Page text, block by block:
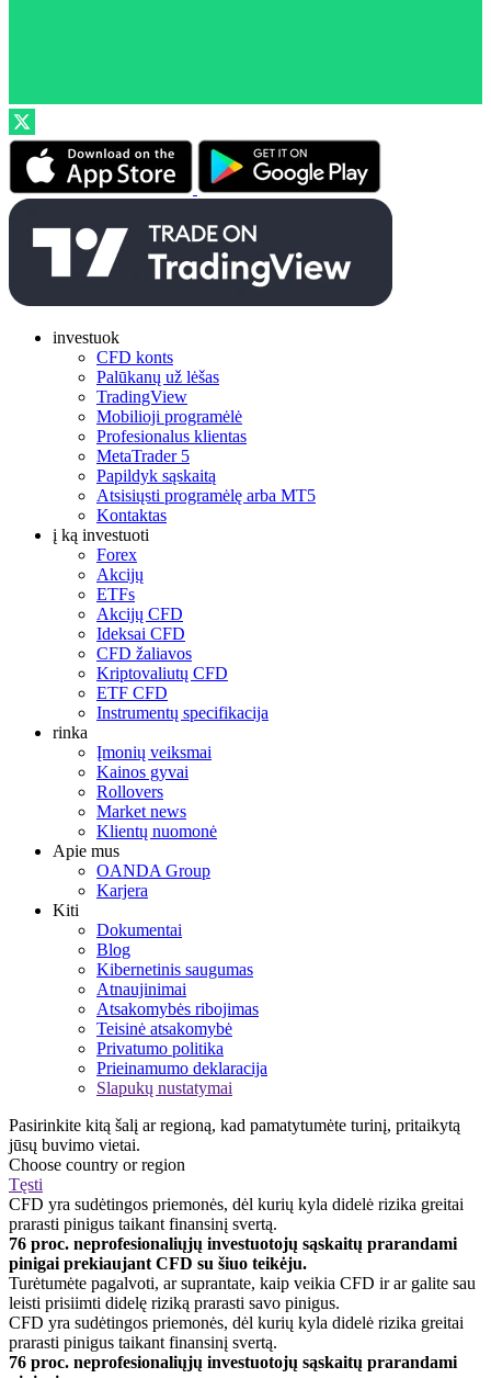
investuok
CFD konts
Palūkanų už lėšas
TradingView
Mobilioji programėlė
Profesionalus klientas
MetaTrader 5
Papildyk sąskaitą
Atsisiųsti programėlę arba MT5
Kontaktas
į ką investuoti
Forex
Akcijų
ETFs
Akcijų CFD
Ideksai CFD
CFD žaliavos
Kriptovaliutų CFD
ETF CFD
Instrumentų specifikacija
rinka
Įmonių veiksmai
Kainos gyvai
Rollovers
Market news
Klientų nuomonė
Apie mus
OANDA Group
Karjera
Kiti
Dokumentai
Blog
Kibernetinis saugumas
Atnaujinimai
Atsakomybės ribojimas
Teisinė atsakomybė
Privatumo politika
Prieinamumo deklaracija
Slapukų nustatymai
Pasirinkite kitą šalį ar regioną, kad pamatytumėte turinį, pritaikytą
jūsų buvimo vietai.
Choose country or region
Tęsti
CFD yra sudėtingos priemonės, dėl kurių kyla didelė rizika greitai
prarasti pinigus taikant finansinį svertą.
76 proc. neprofesionaliųjų investuotojų sąskaitų prarandami
pinigai prekiaujant CFD su šiuo teikėju.
Turėtumėte pagalvoti, ar suprantate, kaip veikia CFD ir ar galite sau
leisti prisiimti didelę riziką prarasti savo pinigus.
CFD yra sudėtingos priemonės, dėl kurių kyla didelė rizika greitai
prarasti pinigus taikant finansinį svertą.
76 proc. neprofesionaliųjų investuotojų sąskaitų prarandami